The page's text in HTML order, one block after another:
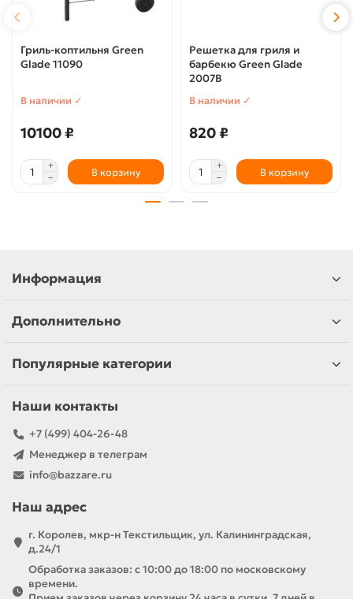
Гриль-коптильня Green
Glade 11090
В наличии ✓
10100 ₽
В корзину
Решетка для гриля и
барбекю Green Glade
2007B
В наличии ✓
820 ₽
В корзину
Информация
Дополнительно
Популярные категории
Наши контакты
+7 (499) 404-26-48
Менеджер в телеграм
info@bazzare.ru
Наш адрес
г. Королев, мкр-н Текстильщик, ул. Калининградская,
д.24/1
Обработка заказов: с 10:00 до 18:00 по московскому
времени.